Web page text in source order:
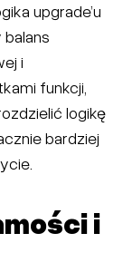
upgrade’u
i
funkcji,
logikę
bardziej
i